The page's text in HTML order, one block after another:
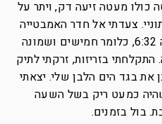
כולו מעטה זיעה דק, ויתר על
צעדתי אל חדר האמבטייה
ושטפתי את פניי. השעה הייתה 6:32, כלומר חמישים ושמונה
בזריזות, זרקתי לתיק
את בגד הים הלבן שלי. יצאתי
כמעט ריק בשל השעה
בול בזמנים.